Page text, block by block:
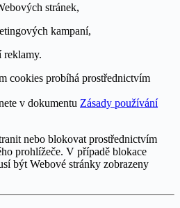
stránek,
kampaní,
reklamy.
cookies probíhá prostřednictvím
v dokumentu Zásady používání
nebo blokovat prostřednictvím
prohlížeče. V případě blokace
být Webové stránky zobrazeny